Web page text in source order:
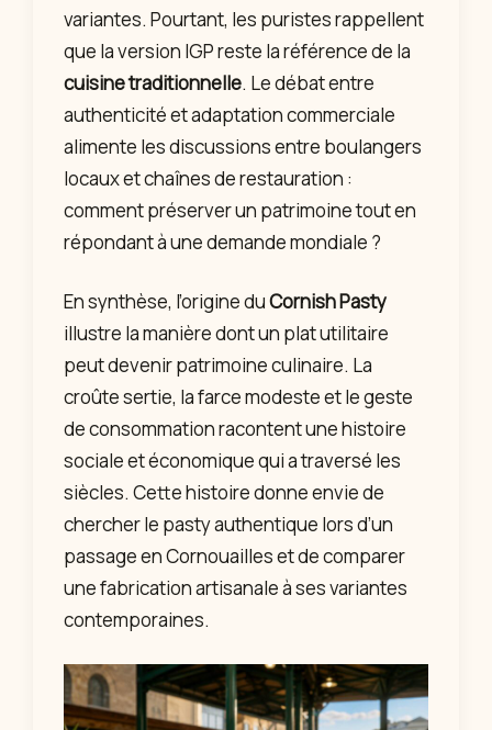
variantes. Pourtant, les puristes rappellent
que la version IGP reste la référence de la
cuisine traditionnelle. Le débat entre
authenticité et adaptation commerciale
alimente les discussions entre boulangers
locaux et chaînes de restauration :
comment préserver un patrimoine tout en
répondant à une demande mondiale ?
En synthèse, l’origine duCornish Pasty
illustre la manière dont un plat utilitaire
peut devenir patrimoine culinaire. La
croûte sertie, la farce modeste et le geste
de consommation racontent une histoire
sociale et économique qui a traversé les
siècles. Cette histoire donne envie de
chercher le pasty authentique lors d’un
passage en Cornouailles et de comparer
une fabrication artisanale à ses variantes
contemporaines.